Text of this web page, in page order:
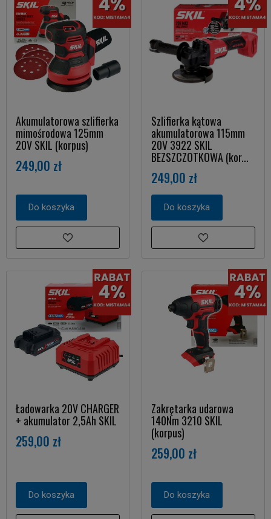
Akumulatorowa szlifierka
mimośrodowa 125mm
20V SKIL (korpus)
249,00 zł
Do koszyka
Szlifierka kątowa
akumulatorowa 115mm
20V 3922 SKIL
BEZSZCZOTKOWA (kor...
249,00 zł
Do koszyka
Ładowarka 20V CHARGER
+ akumulator 2,5Ah SKIL
259,00 zł
Do koszyka
Zakrętarka udarowa
140Nm 3210 SKIL
(korpus)
259,00 zł
Do koszyka